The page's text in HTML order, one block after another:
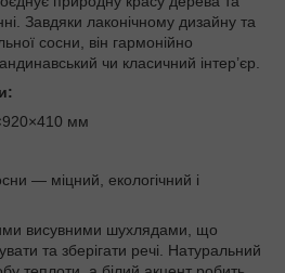
Завдяки лаконічному дизайну та
сосни, він гармонійно
чи класичний інтер’єр.
мм
— міцний, екологічний і
висувними шухлядами, що
та зберігати речі. Натуральний